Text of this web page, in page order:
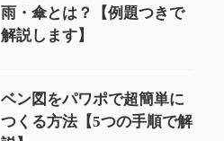
雨・傘とは？【例題つきで
解説します】
ベン図をパワポで超簡単に
つくる方法【5つの手順で解